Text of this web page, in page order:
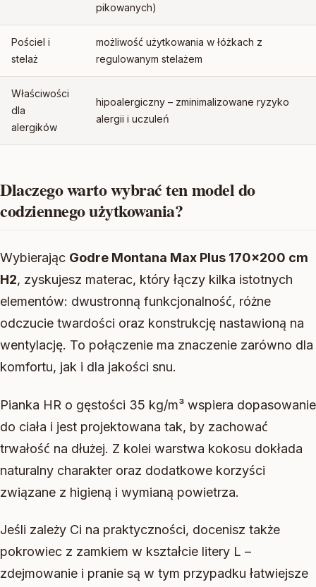
pikowanych)
Pościel i
stelaż
możliwość użytkowania w łóżkach z
regulowanym stelażem
Właściwości
dla
alergików
hipoalergiczny – zminimalizowane ryzyko
alergii i uczuleń
Dlaczego warto wybrać ten model do
codziennego użytkowania?
Wybierając Godre Montana Max Plus 170×200 cm
H2, zyskujesz materac, który łączy kilka istotnych
elementów: dwustronną funkcjonalność, różne
odczucie twardości oraz konstrukcję nastawioną na
wentylację. To połączenie ma znaczenie zarówno dla
komfortu, jak i dla jakości snu.
Pianka HR o gęstości 35 kg/m³ wspiera dopasowanie
do ciała i jest projektowana tak, by zachować
trwałość na dłużej. Z kolei warstwa kokosu dokłada
naturalny charakter oraz dodatkowe korzyści
związane z higieną i wymianą powietrza.
Jeśli zależy Ci na praktyczności, docenisz także
pokrowiec z zamkiem w kształcie litery L –
zdejmowanie i pranie są w tym przypadku łatwiejsze